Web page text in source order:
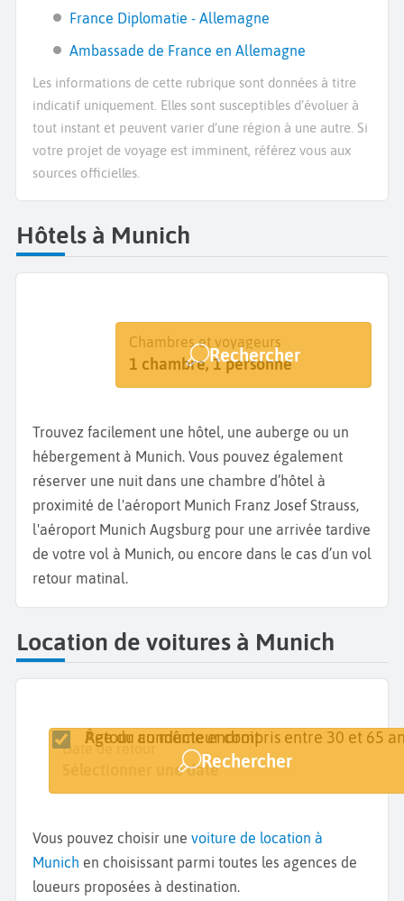
France Diplomatie - Allemagne
Ambassade de France en Allemagne
Les informations de cette rubrique sont données à titre
indicatif uniquement. Elles sont susceptibles d’évoluer à
tout instant et peuvent varier d’une région à une autre. Si
votre projet de voyage est imminent, référez vous aux
sources officielles.
Hôtels à Munich
Destination
Munich
Dates
Dates de votre séjour
Chambres et voyageurs
1 chambre, 1 personne
Rechercher
Trouvez facilement une hôtel, une auberge ou un
hébergement à Munich. Vous pouvez également
réserver une nuit dans une chambre d’hôtel à
proximité de l'aéroport Munich Franz Josef Strauss,
l'aéroport Munich Augsburg pour une arrivée tardive
de votre vol à Munich, ou encore dans le cas d’un vol
retour matinal.
Location de voitures à Munich
Lieu de retrait
Date de retrait
Sélectionner une date
Date de retour
Sélectionner une date
Retour au même endroit
Âge du conducteur compris entre 30 et 65
Rechercher
Vous pouvez choisir une voiture de location à
Munich en choisissant parmi toutes les agences de
loueurs proposées à destination.